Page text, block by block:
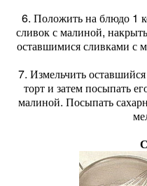
6. Положить на блюдо 1
сливок с малиной,
оставшимися сливками с
7. Измельчить
торт и затем посыпать
малиной. Посыпать